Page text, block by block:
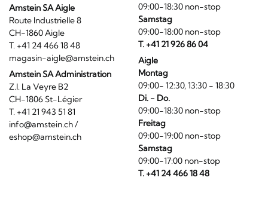
Amstein SA Aigle
Route Industrielle 8
CH-1860 Aigle
T. +41 24 466 18 48
magasin-aigle@amstein.ch
Amstein SA Administration
Z.I. La Veyre B2
CH-1806 St-Légier
T. +41 21 943 51 81
info@amstein.ch/
eshop@amstein.ch
09:00-18:30 non-stop
Samstag
09:00-18:00 non-stop
T. +41 21 926 86 04
Aigle
Montag
09:00- 12:30, 13:30 - 18:30
Di. - Do.
09:00-18:30 non-stop
Freitag
09:00-19:00 non-stop
Samstag
09:00-17:00 non-stop
T. +41 24 466 18 48